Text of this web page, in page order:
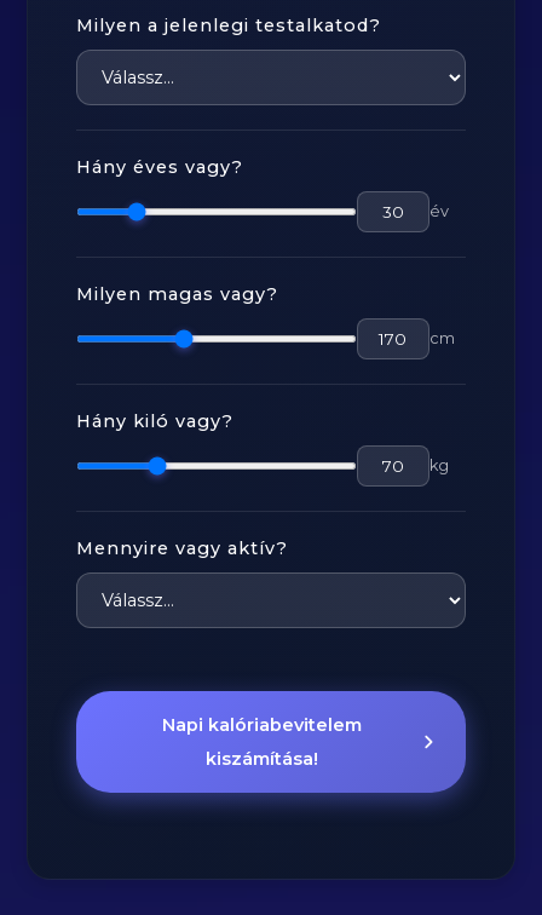
Milyen a jelenlegi testalkatod?
Hány éves vagy?
év
Milyen magas vagy?
cm
Hány kiló vagy?
kg
Mennyire vagy aktív?
Napi kalóriabevitelem
kiszámítása!